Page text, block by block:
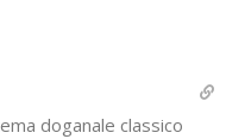
doganale classico